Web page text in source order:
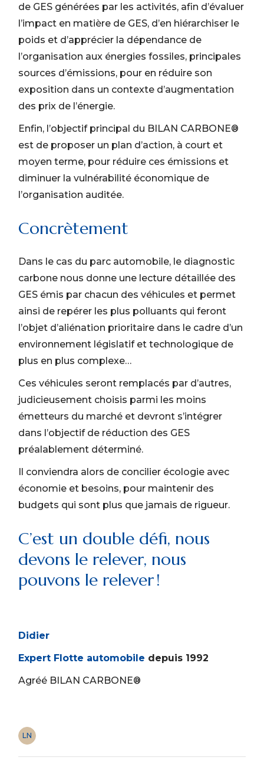
de GES générées par les activités, afin d’évaluer
l’impact en matière de GES, d’en hiérarchiser le
poids et d’apprécier la dépendance de
l’organisation aux énergies fossiles, principales
sources d’émissions, pour en réduire son
exposition dans un contexte d’augmentation
des prix de l’énergie.
Enfin, l’objectif principal du BILAN CARBONE®
est de proposer un plan d’action, à court et
moyen terme, pour réduire ces émissions et
diminuer la vulnérabilité économique de
l’organisation auditée.
Concrètement
Dans le cas du parc automobile, le diagnostic
carbone nous donne une lecture détaillée des
GES émis par chacun des véhicules et permet
ainsi de repérer les plus polluants qui feront
l’objet d’aliénation prioritaire dans le cadre d’un
environnement législatif et technologique de
plus en plus complexe…
Ces véhicules seront remplacés par d’autres,
judicieusement choisis parmi les moins
émetteurs du marché et devront s’intégrer
dans l’objectif de réduction des GES
préalablement déterminé.
Il conviendra alors de concilier écologie avec
économie et besoins, pour maintenir des
budgets qui sont plus que jamais de rigueur.
C’est un double défi, nous
devons le relever, nous
pouvons le relever !
Didier
Expert Flotte automobile depuis 1992
Agréé BILAN CARBONE®
LN